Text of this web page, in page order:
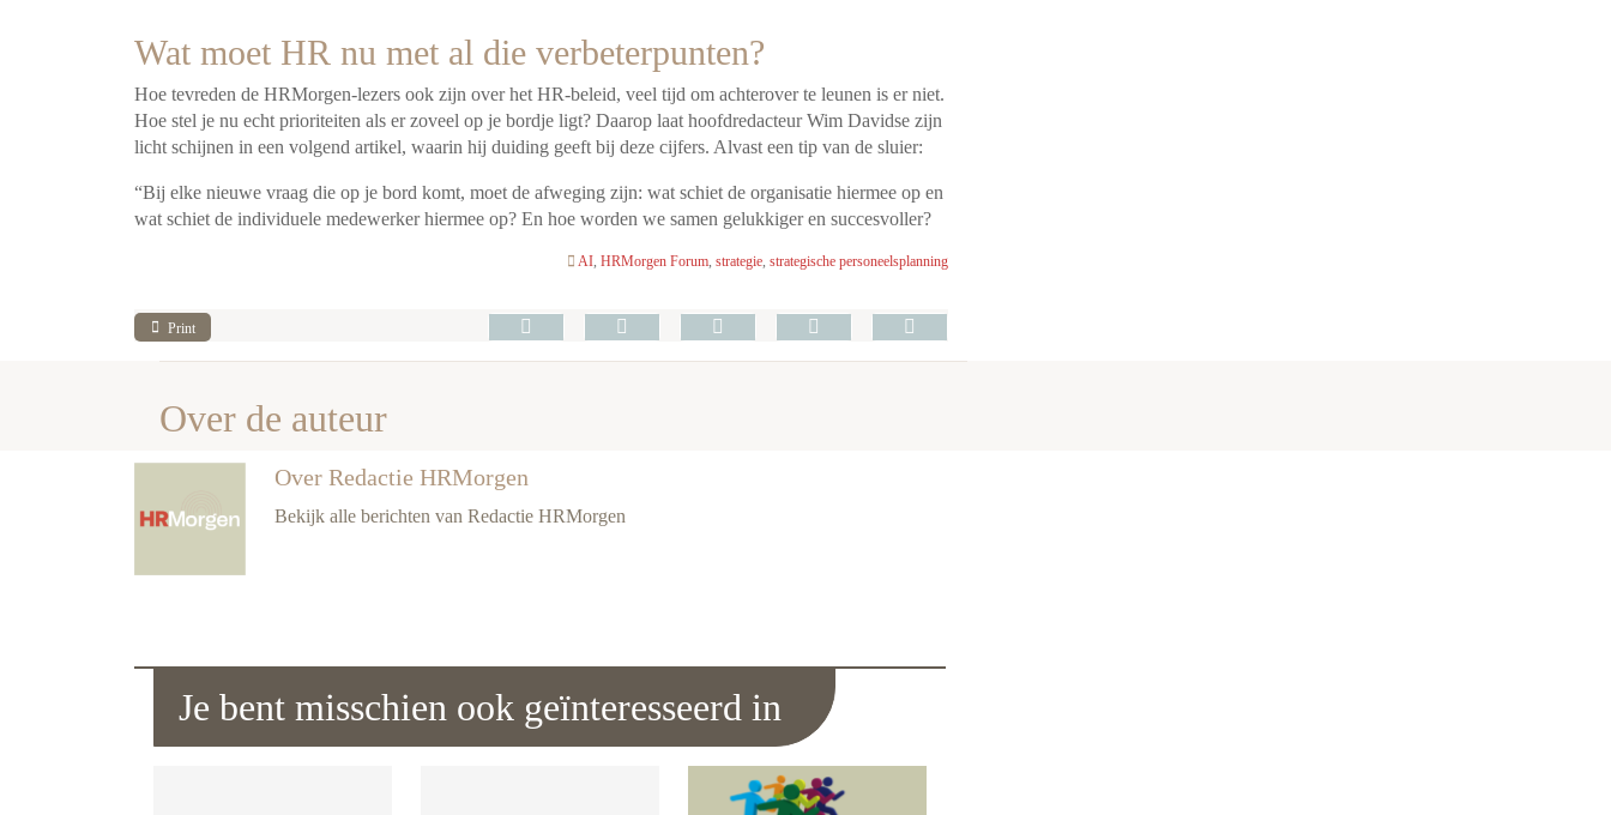
Wat moet HR nu met al die verbeterpunten?
Hoe tevreden de HRMorgen-lezers ook zijn over het HR-beleid, veel tijd om achterover te leunen is er niet.
Hoe stel je nu echt prioriteiten als er zoveel op je bordje ligt? Daarop laat hoofdredacteur Wim Davidse zijn
licht schijnen in een volgend artikel, waarin hij duiding geeft bij deze cijfers. Alvast een tip van de sluier:
“Bij elke nieuwe vraag die op je bord komt, moet de afweging zijn: wat schiet de organisatie hiermee op en
wat schiet de individuele medewerker hiermee op? En hoe worden we samen gelukkiger en succesvoller?
AI ,HRMorgen Forum ,strategie ,strategische personeelsplanning
Print
Over de auteur
Over Redactie HRMorgen
Bekijk alle berichten van Redactie HRMorgen
Je bent misschien ook geïnteresseerd in